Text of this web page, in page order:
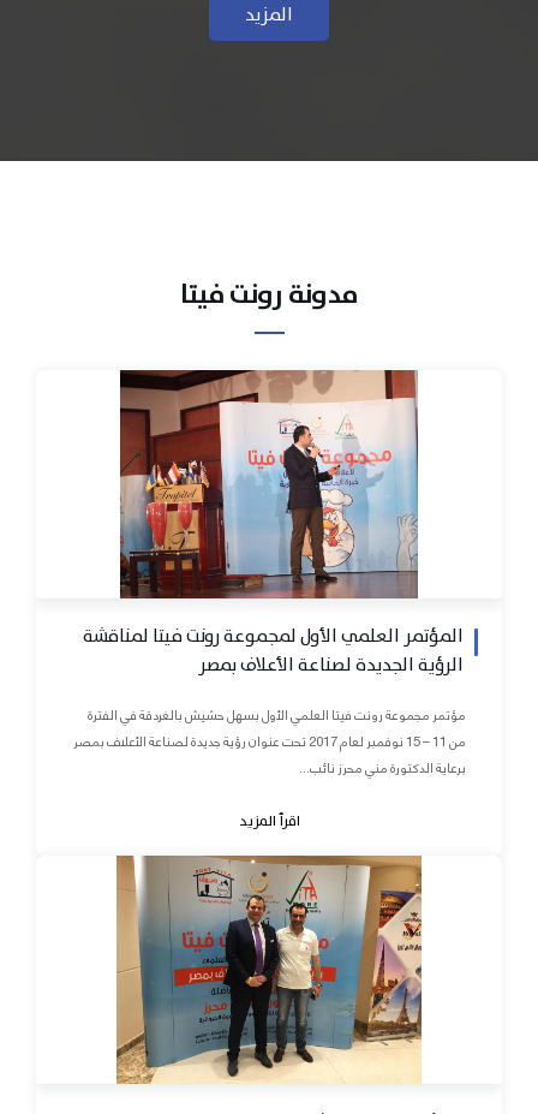
المزيد
مدونة رونت فيتا
المؤتمر العلمي الأول لمجموعة رونت فيتا لمناقشة
الرؤية الجديدة لصناعة الأعلاف بمصر
مؤتمر مجموعة رونت فيتا العلمي الأول بسهل حشيش بالغردقة في الفترة
من 11 – 15 نوفمبر لعام 2017 تحت عنوان رؤية جديدة لصناعة الأعلاف بمصر
برعاية الدكتورة مني محرز نائب...
اقرأ المزيد